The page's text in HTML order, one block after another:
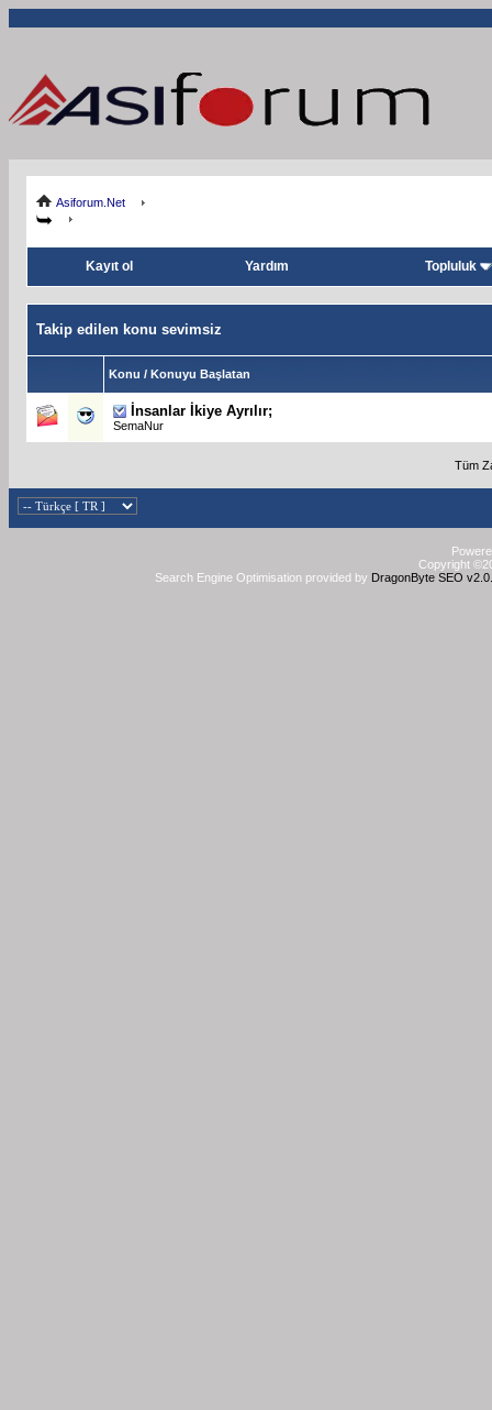
Asiforum.Net
Kayıt ol Yardım Topluluk
Takip edilen konu sevimsiz
Konu / Konuyu Başlatan
İnsanlar İkiye Ayrılır;
SemaNur
Tüm
Copyright
Search Engine Optimisation provided by DragonByte SEO